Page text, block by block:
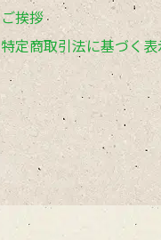
ご挨拶
特定商取引法に基づく